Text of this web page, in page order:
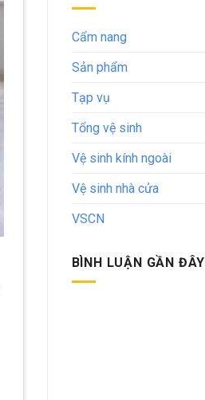
Cẩm nang
Sản phẩm
Tạp vụ
Tổng vệ sinh
Vệ sinh kính ngoài
Vệ sinh nhà cửa
VSCN
BÌNH LUẬN GẦN ĐÂY